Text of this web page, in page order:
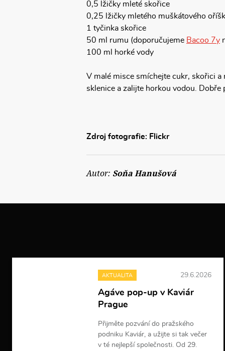
0,5 lžičky mleté skořice
0,25 lžičky mletého muškátového
1 tyčinka skořice
50 ml rumu (doporučujeme Bacoo 7y
100 ml horké vody
V malé misce smíchejte cukr, skořici
sklenice a zalijte horkou vodou.
Zdroj fotografie: Flickr
Autor: Soňa Hanušová
AKTUALITA 29.6.2026
Agáve pop-up v Kaviár
Prague
Přijměte pozvání do pražského
podniku Kaviár, a užijte si tak večer
v té nejlepší společnosti. Od 29.